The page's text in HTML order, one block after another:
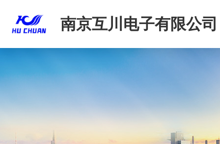
南京互川电子有限公司